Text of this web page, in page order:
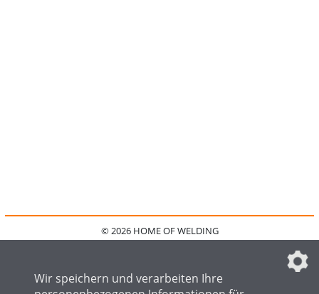
© 2026 HOME OF WELDING
IMPRESSUM
FAQ
DATENSCHUTZEINSTELLUNGEN
Wir speichern und verarbeiten Ihre